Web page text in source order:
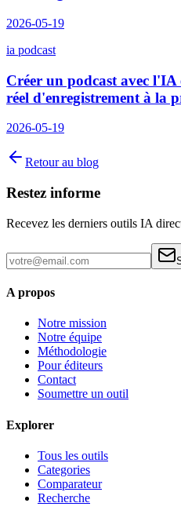
2026-05-19
ia podcast
Créer un podcast avec
réel d'enregistrement à la
2026-05-19
Retour au blog
Restez informe
Recevez les derniers outils IA
A propos
Notre mission
Notre équipe
Méthodologie
Pour éditeurs
Contact
Soumettre un outil
Explorer
Tous les outils
Categories
Comparateur
Recherche